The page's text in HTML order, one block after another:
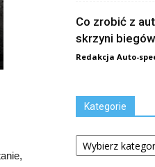
Co zrobić z
skrzyni
Redakcja Auto-
Kategorie
Kategorie